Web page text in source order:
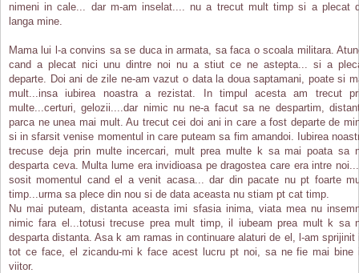
nimeni in cale... dar m-am inselat.... nu a trecut mult timp si a plecat
langa mine.
Mama lui l-a convins sa se duca in armata, sa faca o scoala militara.
cand a plecat nici unu dintre noi nu a stiut ce ne astepta... si a
departe. Doi ani de zile ne-am vazut o data la doua saptamani, poate si
mult...insa iubirea noastra a rezistat. In timpul acesta am trecut
multe...certuri, gelozii....dar nimic nu ne-a facut sa ne despartim,
parca ne unea mai mult. Au trecut cei doi ani in care a fost departe de
si in sfarsit venise momentul in care puteam sa fim amandoi. Iubirea
trecuse deja prin multe incercari, mult prea multe k sa mai poata sa
desparta ceva. Multa lume era invidioasa pe dragostea care era intre
sosit momentul cand el a venit acasa... dar din pacate nu pt foarte
timp...urma sa plece din nou si de data aceasta nu stiam pt cat timp.
Nu mai puteam, distanta aceasta imi sfasia inima, viata mea nu
nimic fara el...totusi trecuse prea mult timp, il iubeam prea mult k sa
desparta distanta. Asa k am ramas in continuare alaturi de el, l-am sprijinit
tot ce face, el zicandu-mi k face acest lucru pt noi, sa ne fie mai bine
viitor.